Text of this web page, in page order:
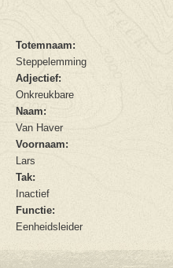
Totemnaam:
Steppelemming
Adjectief:
Onkreukbare
Naam:
Van Haver
Voornaam:
Lars
Tak:
Inactief
Functie:
Eenheidsleider